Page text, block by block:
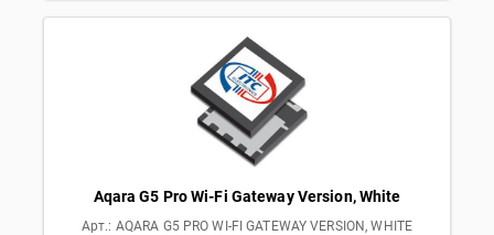
Aqara G5 Pro Wi-Fi Gateway Version, White
Арт.: AQARA G5 PRO WI-FI GATEWAY VERSION, WHITE